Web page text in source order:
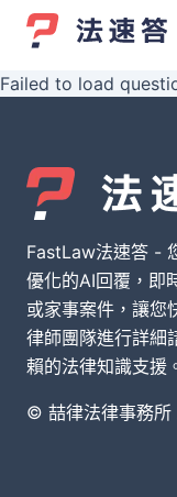
Failed to load
FastLaw法速答 -
優化的AI回覆，即
或家事案件，讓您
律師團隊進行詳細
賴的法律知識支援
© 喆律法律事務